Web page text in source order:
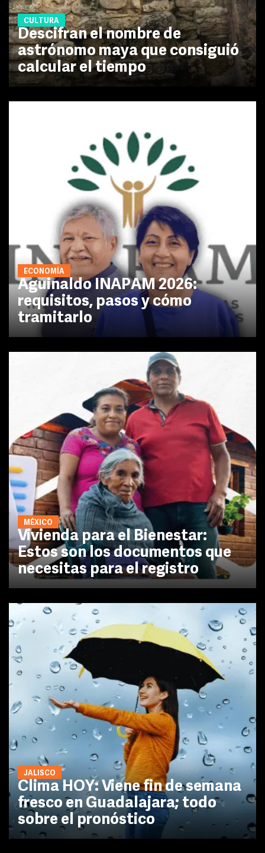
CULTURA
Descifran el nombre de
astrónomo maya que consiguió
calcular el tiempo
ECONOMÍA
Aguinaldo INAPAM 2026:
requisitos, pasos y cómo
tramitarlo
MÉXICO
Vivienda para el Bienestar:
Estos son los documentos que
necesitas para el registro
JALISCO
Clima HOY: Viene fin de semana
fresco en Guadalajara; todo
sobre el pronóstico